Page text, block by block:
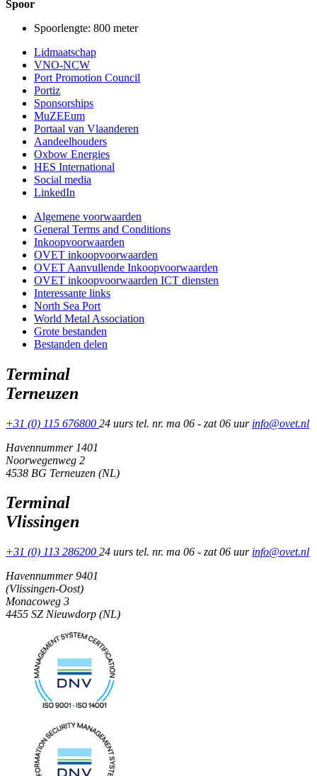
Spoor
Spoorlengte: 800 meter
Lidmaatschap
VNO-NCW
Port Promotion Council
Portiz
Sponsorships
MuZEEum
Portaal van Vlaanderen
Aandeelhouders
Oxbow Energies
HES International
Social media
LinkedIn
Algemene voorwaarden
General Terms and Conditions
Inkoopvoorwaarden
OVET inkoopvoorwaarden
OVET Aanvullende Inkoopvoorwaarden
OVET inkoopvoorwaarden ICT diensten
Interessante links
North Sea Port
World Metal Association
Grote bestanden
Bestanden delen
Terminal
Terneuzen
+31 (0) 115 676800 24 uurs tel. nr. ma 06 - zat 06 uur info@ovet.nl
Havennummer 1401
Noorwegenweg 2
4538 BG Terneuzen (NL)
Terminal
Vlissingen
+31 (0) 113 286200 24 uurs tel. nr. ma 06 - zat 06 uur info@ovet.nl
Havennummer 9401
(Vlissingen-Oost)
Monacoweg 3
4455 SZ Nieuwdorp (NL)